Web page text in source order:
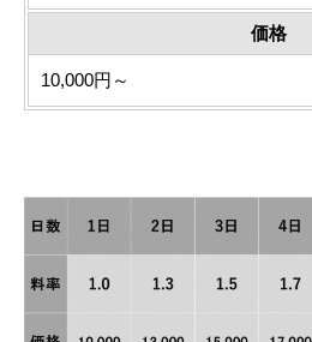
価格
10,000円～